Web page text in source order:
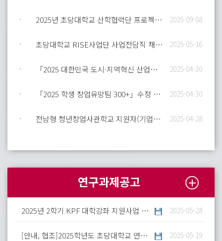
2025년 초당대학교 산학협력단 프로젝트 연구교수·연구원 채용 2025-09-08
초당대학교 RISE사업단 사업전담직 채용 공고 2025-05-16
「2025 대한민국 도시·지역혁신 산업박람회」 일정 알림 및 참여 안내 2025-04-30
「2025 학생 창업유망팀 300+」수정 공고 안내 2025-04-30
전남형 청년창업사관학교 지원자(기업) 모집 안내(최종) 2025-04-28
연구과제공고
2025년 2학기 KPF 대학강좌 지원사업 안내 2025-05-28
[안내, 협조]2025학년도 초당대학교 연계 교육과정 운영 및 자료 개발 협조 요청 2025-05-19